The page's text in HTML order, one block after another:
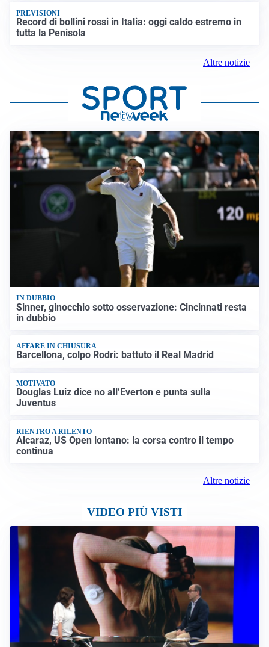
PREVISIONI
Record di bollini rossi in Italia: oggi caldo estremo in
tutta la Penisola
Altre notizie
IN DUBBIO
Sinner, ginocchio sotto osservazione: Cincinnati resta
in dubbio
AFFARE IN CHIUSURA
Barcellona, colpo Rodri: battuto il Real Madrid
MOTIVATO
Douglas Luiz dice no all’Everton e punta sulla
Juventus
RIENTRO A RILENTO
Alcaraz, US Open lontano: la corsa contro il tempo
continua
Altre notizie
VIDEO PIÙ VISTI